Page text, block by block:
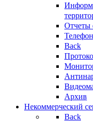
Отчеты
Back
Архив
Некоммерческий
Back